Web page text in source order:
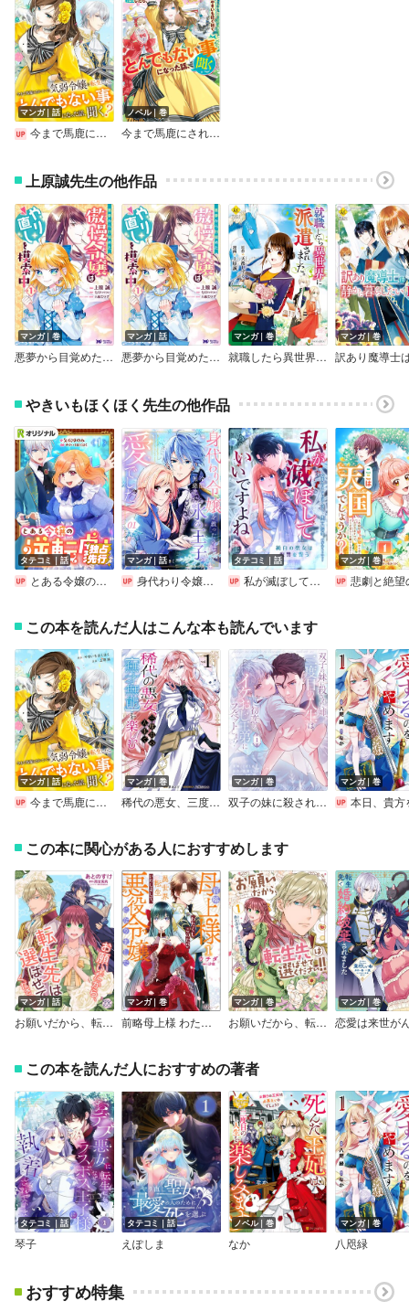
マンガ｜話
今まで馬鹿にされていた気弱令嬢に転生したら、とんでもない事になった話、聞く？（分冊版）
ノベル｜巻
今まで馬鹿にされていた気弱令嬢に転生したら、とんでもない事になった話、聞く？
上原誠先生の他作品
マンガ｜巻
悪夢から目覚めた傲慢令嬢はやり直しを模索中（コミック）
マンガ｜話
悪夢から目覚めた傲慢令嬢はやり直しを模索中（コミック） 分冊版
マンガ｜巻
就職したら異世界に派遣されました。
マンガ｜巻
やきいもほくほく先生の他作品
タテコミ｜話
とある令嬢の逆転劇～お覚悟はよろしくて？～
マンガ｜話
身代わり令嬢を救ったのは冷酷無慈悲な氷の王子の愛でした
タテコミ｜話
私が滅ぼしていいですよね 純白の聖女は復讐を誓う【タテスク】【フルカラー】
マンガ｜巻
悲劇と絶望の人生を歩んだ公爵夫人に転生しましたが、ここは天国
この本を読んだ人はこんな本も読んでいます
マンガ｜話
今まで馬鹿にされていた気弱令嬢に転生したら、とんでもない事になった話、聞く？（分冊版）
マンガ｜巻
稀代の悪女、三度目の人生で【無才無能】を楽しむ【限定特典付き】
マンガ｜巻
双子の妹に殺された姉、二度目の人生は初恋のイケおじ王弟にフルベットします！
マンガ｜巻
本日、貴方を愛するのをやめます 王妃と不倫した貴方が悪い
この本に関心がある人におすすめします
マンガ｜話
お願いだから、転生先は選ばせてください！！【単話売】
マンガ｜巻
前略母上様 わたくしこのたび異世界転生いたしまして、悪役令嬢になりました コミック版
マンガ｜巻
お願いだから、転生先は選ばせてください！！【初回限定ペーパー付】【電子限定特典付】
マンガ｜巻
この本を読んだ人におすすめの著者
タテコミ｜話
琴子
タテコミ｜話
えぽしま
ノベル｜巻
なか
マンガ｜巻
八咫緑
おすすめ特集